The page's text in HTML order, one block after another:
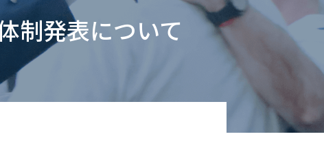
沿革
人材派遣業務
制発表について